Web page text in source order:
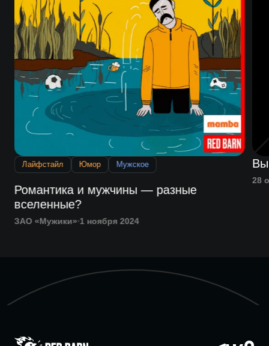
Лайфстайл Юмор Мужское
Романтика и мужчины — разные
вселенные?
ЗАО «Мужики» 1 ноября 2024
28